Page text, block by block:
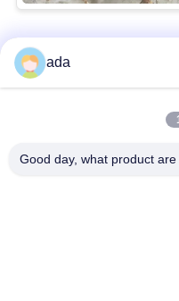
Beliebte
ada
Good day, what product